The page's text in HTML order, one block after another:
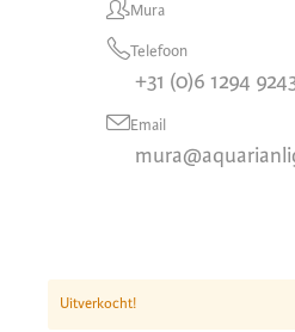
Mura
Telefoon
+31 (0)6 1294
Email
Uitverkocht!